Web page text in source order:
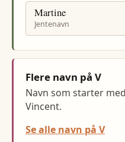
Martine
Jentenavn
Flere navn på V
Navn som starter
Vincent.
Se alle navn på V